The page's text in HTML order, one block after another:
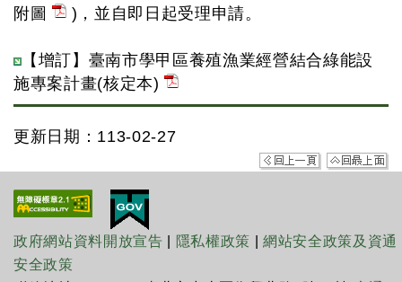
附圖
)，並自即日起受理申請。
【增訂】臺南市學甲區養殖漁業經營結合綠能設
施專案計畫(核定本)
更新日期：113-02-27
政府網站資料開放宣告 隱私權政策 |網站安全政策及資通
安全政策